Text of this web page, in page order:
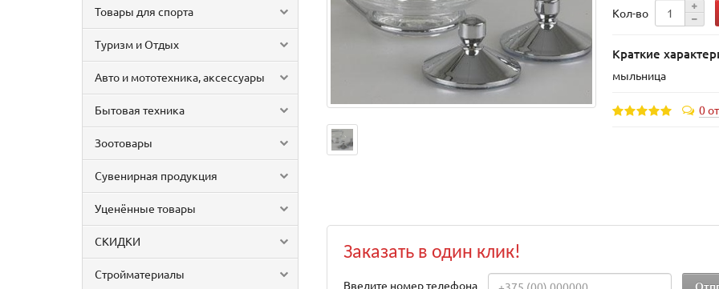
Товары для спорта
Туризм и Отдых
Авто и мототехника, аксессуары
Бытовая техника
Зоотовары
Сувенирная продукция
Уценённые товары
СКИДКИ
Стройматериалы
Кол-во
Краткие
мыльница
0
Заказать в один клик!
Введите номер телефона